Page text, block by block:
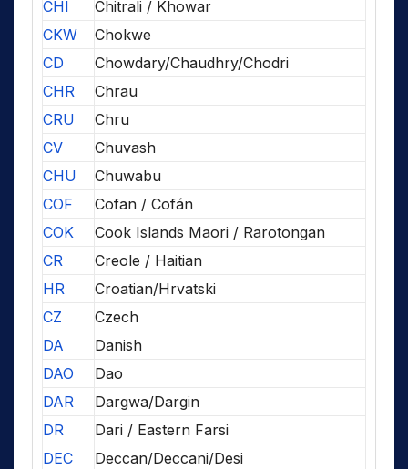
CHI
Chitrali / Khowar
CKW
Chokwe
CD
Chowdary/Chaudhry/Chodri
CHR
Chrau
CRU
Chru
CV
Chuvash
CHU
Chuwabu
COF
Cofan / Cofán
COK
Cook Islands Maori / Rarotongan
CR
Creole / Haitian
HR
Croatian/Hrvatski
CZ
Czech
DA
Danish
DAO
Dao
DAR
Dargwa/Dargin
DR
Dari / Eastern Farsi
DEC
Deccan/Deccani/Desi